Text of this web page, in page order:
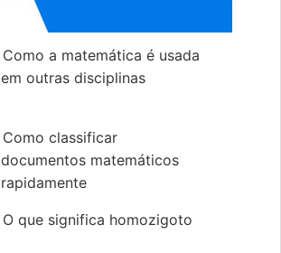
Como a matemática é usada
em outras disciplinas
Como classificar
documentos matemáticos
rapidamente
O que significa homozigoto